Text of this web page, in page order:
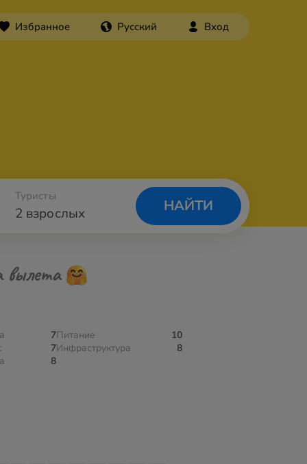
Избранное Русский Вход
2 взрослых
Туристы
НАЙТИ
вылета
7
7
8
Питание
10
Инфраструктура
8